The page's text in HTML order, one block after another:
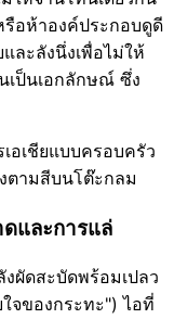
อห้าองค์ประกอบดูดี
ละลังนึ่งเพื่อไม่ให้
เป็นเอกลักษณ์ ซึ่ง
อเชียแบบครอบครัว
ตามสีบนโต๊ะกลม
และการแล่
ผัดสะบัดพร้อมเปลว
จของกระทะ") ไอที่